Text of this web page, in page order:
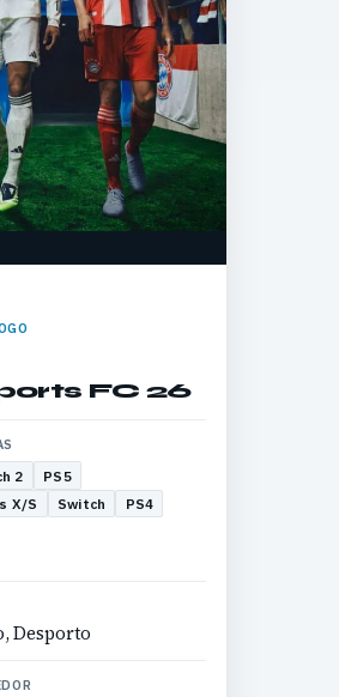
FC 26
2
PS5
X/S
Switch
PS4
Desporto